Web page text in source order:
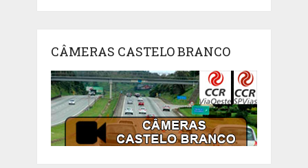
CÂMERAS CASTELO BRANCO